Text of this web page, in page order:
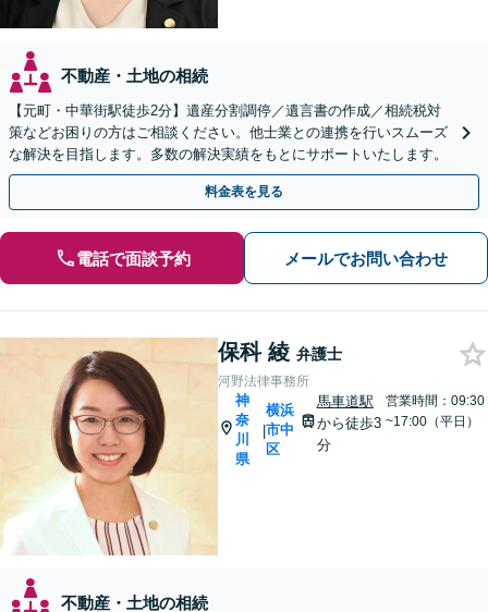
不動産・土地の相続
【元町・中華街駅徒歩2分】遺産分割調停／遺言書の作成／相続税対
策などお困りの方はご相談ください。他士業との連携を行いスムーズ
な解決を目指します。多数の解決実績をもとにサポートいたします。
料金表を見る
電話で面談予約 メールでお問い合わせ
保科 綾 弁護士
河野法律事務所
神
奈
川
県
|
横浜
市中
区
馬車道駅
から徒歩3
分
営業時間：09:30
~17:00（平日）
不動産・土地の相続